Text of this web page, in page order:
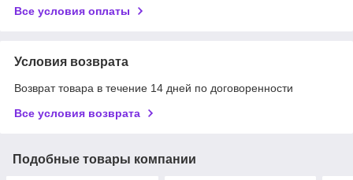
Все условия оплаты
Условия возврата
Возврат товара в течение 14 дней по договоренности
Все условия возврата
Подобные товары компании